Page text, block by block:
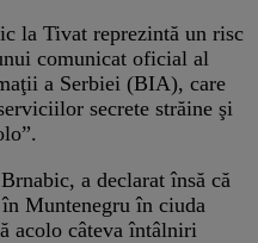
la Tivat reprezintă un risc
comunicat oficial al
a Serbiei (BIA), care
secrete străine şi
a declarat însă că
Muntenegru în ciuda
acolo câteva întâlniri